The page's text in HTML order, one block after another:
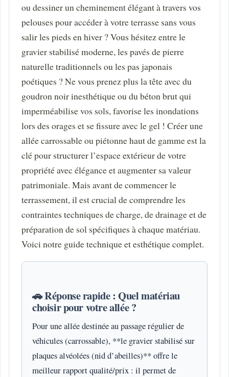
ou dessiner un cheminement élégant à travers vos
pelouses pour accéder à votre terrasse sans vous
salir les pieds en hiver ? Vous hésitez entre le
gravier stabilisé moderne, les pavés de pierre
naturelle traditionnels ou les pas japonais
poétiques ? Ne vous prenez plus la tête avec du
goudron noir inesthétique ou du béton brut qui
imperméabilise vos sols, favorise les inondations
lors des orages et se fissure avec le gel ! Créer une
allée carrossable ou piétonne haut de gamme est la
clé pour structurer l’espace extérieur de votre
propriété avec élégance et augmenter sa valeur
patrimoniale. Mais avant de commencer le
terrassement, il est crucial de comprendre les
contraintes techniques de charge, de drainage et de
préparation de sol spécifiques à chaque matériau.
Voici notre guide technique et esthétique complet.
🚗 Réponse rapide : Quel matériau
choisir pour votre allée ?
Pour une allée destinée au passage régulier de
véhicules (carrossable), **le gravier stabilisé sur
plaques alvéolées (nid d’abeilles)** offre le
meilleur rapport qualité/prix : il permet de